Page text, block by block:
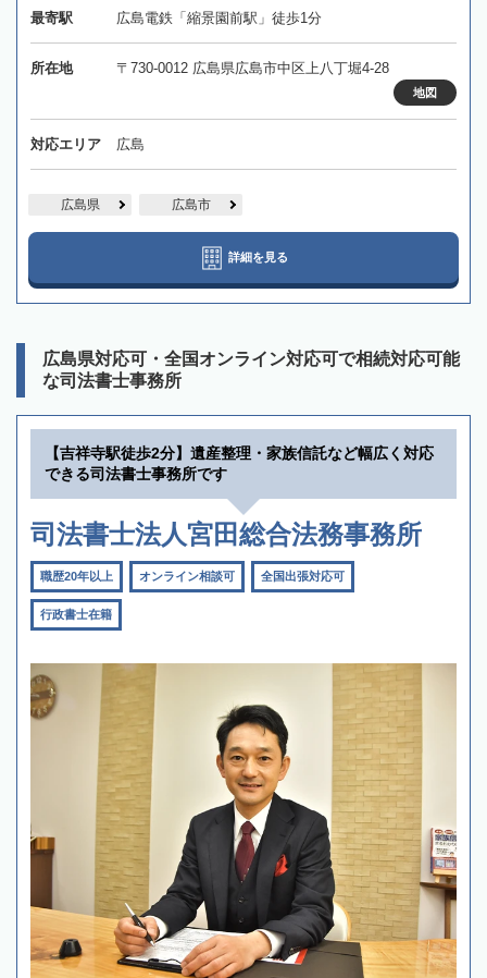
最寄駅 広島電鉄「縮景園前駅」徒歩1分
所在地 〒730-0012 広島県広島市中区上八丁堀4-28
地図
対応エリア 広島
広島県 広島市
詳細を見る
広島県対応可・全国オンライン対応可で相続対応可能
な司法書士事務所
【吉祥寺駅徒歩2分】遺産整理・家族信託など幅広く対応
できる司法書士事務所です
司法書士法人宮田総合法務事務所
職歴20年以上 オンライン相談可 全国出張対応可
行政書士在籍